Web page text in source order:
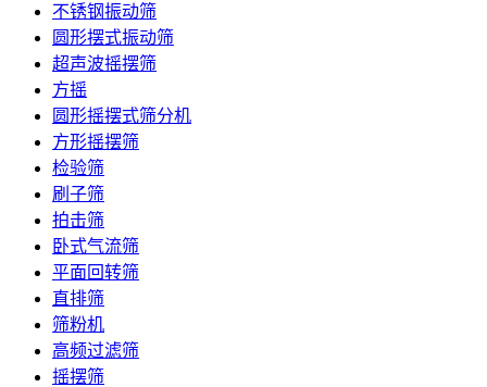
不锈钢振动筛
圆形摆式振动筛
超声波摇摆筛
方摇
圆形摇摆式筛分机
方形摇摆筛
检验筛
刷子筛
拍击筛
卧式气流筛
平面回转筛
直排筛
筛粉机
高频过滤筛
摇摆筛